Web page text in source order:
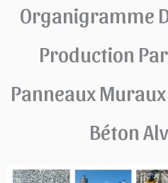
Organigramme
Production
Panneaux
Béton